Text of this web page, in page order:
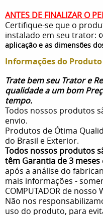
ANTES DE FINALIZAR O
Certifique-se que o
instalado em seu trator:
aplicação e as dimensões
Informações do Produto
Trate bem seu Trator e
qualidade a um bom
tempo.
Todos nossos produtos
envio.
Produtos de Ótima
do Brasil e Exterior.
Todos nossos produtos
têm Garantia de 3 meses
após a análise do
mais informações -
COMPUTADOR de nosso
Não nos
uso do produto, para